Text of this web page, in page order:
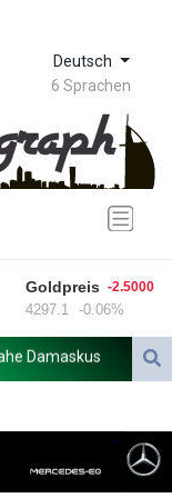
Deutsch
6 Sprachen
Goldpreis -2.5000
4297.1 -0.06%
Real